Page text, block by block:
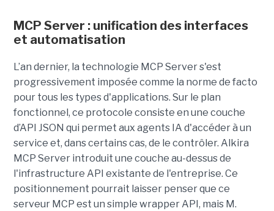
MCP Server : unification des interfaces
et automatisation
L’an dernier, la technologie MCP Server s'est
progressivement imposée comme la norme de facto
pour tous les types d'applications. Sur le plan
fonctionnel, ce protocole consiste en une couche
d’API JSON qui permet aux agents IA d'accéder à un
service et, dans certains cas, de le contrôler. Alkira
MCP Server introduit une couche au-dessus de
l'infrastructure API existante de l'entreprise. Ce
positionnement pourrait laisser penser que ce
serveur MCP est un simple wrapper API, mais M.